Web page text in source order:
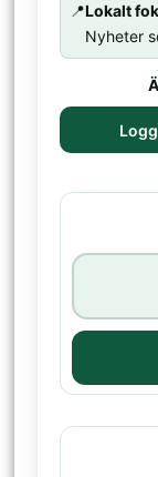
📍Lokalt
Nyheter